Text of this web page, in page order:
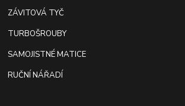
ZÁVITOVÁ TYČ
TURBOŠROUBY
SAMOJISTNÉ MATICE
RUČNÍ NÁŘADÍ